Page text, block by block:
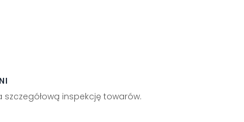
szczegółową inspekcję towarów.